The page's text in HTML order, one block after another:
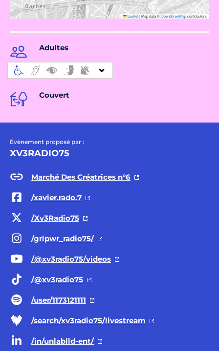
Leaflet|Map data ©OpenStreetMapcontributors
Adultes
Couvert
Évènement proposé par :
XV3RADIO75
Marché Des Créatrices n°6
/xavier.rado.7
/Xv3Radio75
/grlpwr_radio75/
/@xv3radio75/videos
/@xv3radio75
/user/1173121111
/search/xv3radio75/livestream
/in/unlablld-ent/